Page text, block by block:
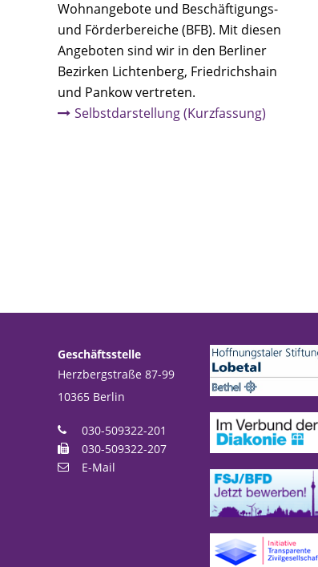
Wohnangebote und Beschäftigungs-
und Förderbereiche (BFB). Mit diesen
Angeboten sind wir in den Berliner
Bezirken Lichtenberg, Friedrichshain
und Pankow vertreten.
Selbstdarstellung (Kurzfassung)
Geschäftsstelle
Herzbergstraße 87-99
10365 Berlin
030-509322-201
030-509322-207
E-Mail